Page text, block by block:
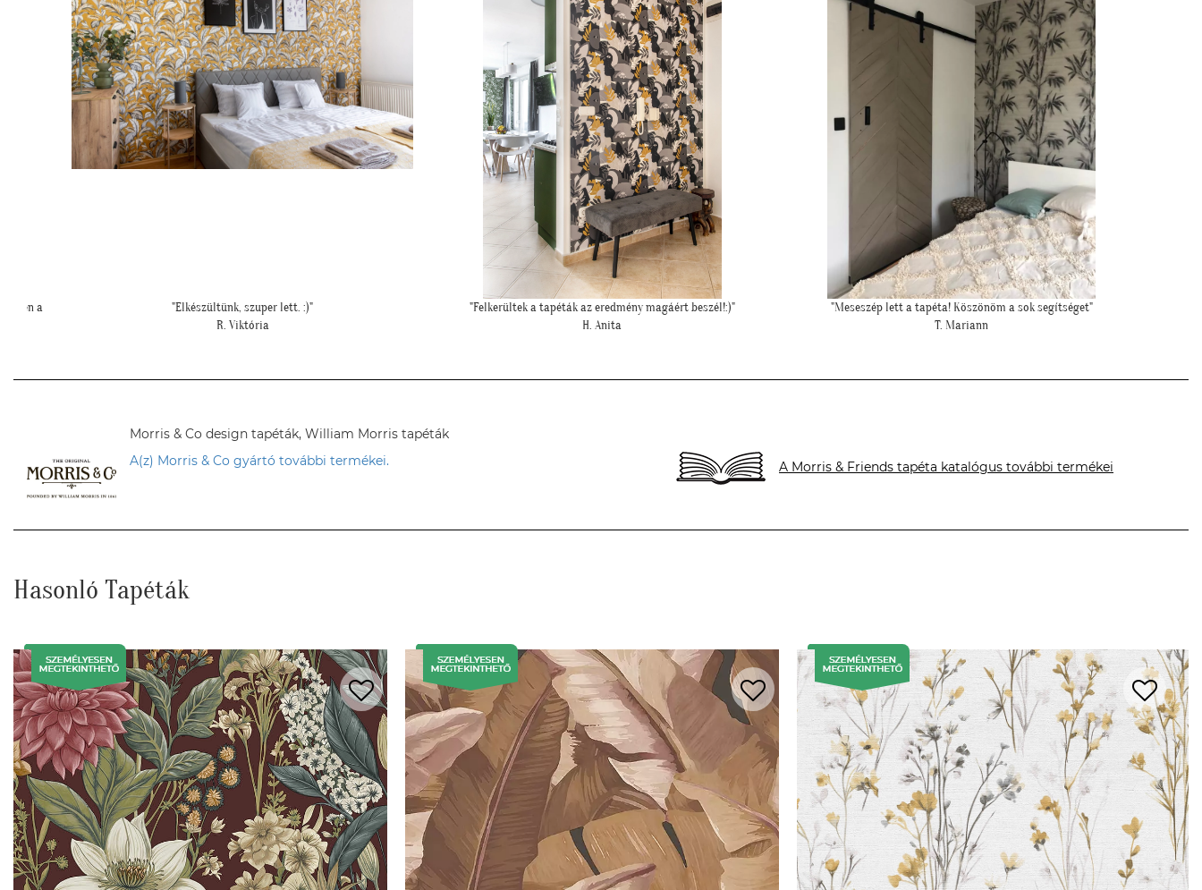
"Felkerültek a tapéták az eredmény magáért beszél!:)"
H. Anita
"Meseszép lett a tapéta! Köszönöm a sok segítséget"
T. Mariann
""Csatolok pár képet a dzsungeles sarokról!""
K. Laura
Morris & Co design tapéták, William Morris tapéták
A(z) Morris & Co gyártó további termékei.
A Morris & Friends tapéta katalógus további termékei
Hasonló Tapéták